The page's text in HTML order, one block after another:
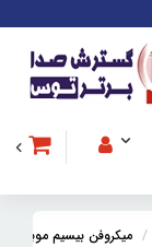
میکروفن بیسیم موبایل